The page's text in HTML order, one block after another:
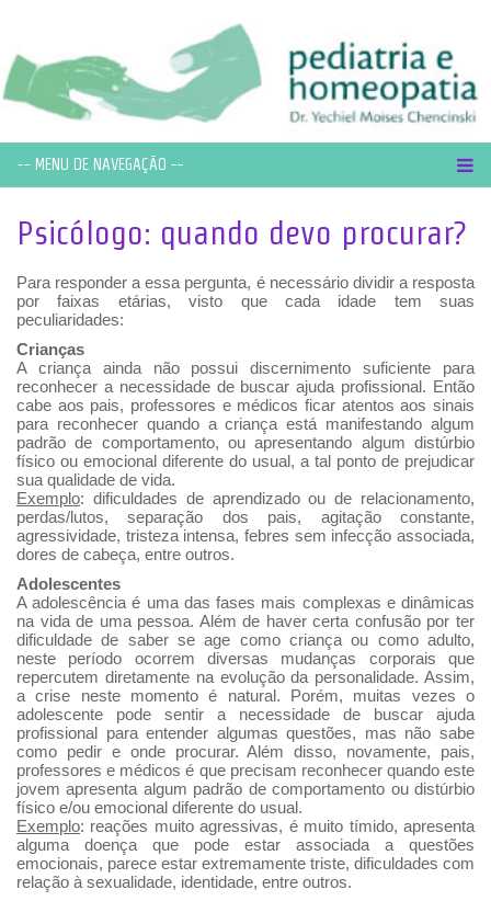
-- MENU DE NAVEGAÇÃO --
Psicólogo: quando devo procurar?
Para responder a essa pergunta, é necessário dividir a resposta
por faixas etárias, visto que cada idade tem suas
peculiaridades:
Crianças
A criança ainda não possui discernimento suficiente para
reconhecer a necessidade de buscar ajuda profissional. Então
cabe aos pais, professores e médicos ficar atentos aos sinais
para reconhecer quando a criança está manifestando algum
padrão de comportamento, ou apresentando algum distúrbio
físico ou emocional diferente do usual, a tal ponto de prejudicar
sua qualidade de vida.
Exemplo: dificuldades de aprendizado ou de relacionamento,
perdas/lutos, separação dos pais, agitação constante,
agressividade, tristeza intensa, febres sem infecção associada,
dores de cabeça, entre outros.
Adolescentes
A adolescência é uma das fases mais complexas e dinâmicas
na vida de uma pessoa. Além de haver certa confusão por ter
dificuldade de saber se age como criança ou como adulto,
neste período ocorrem diversas mudanças corporais que
repercutem diretamente na evolução da personalidade. Assim,
a crise neste momento é natural. Porém, muitas vezes o
adolescente pode sentir a necessidade de buscar ajuda
profissional para entender algumas questões, mas não sabe
como pedir e onde procurar. Além disso, novamente, pais,
professores e médicos é que precisam reconhecer quando este
jovem apresenta algum padrão de comportamento ou distúrbio
físico e/ou emocional diferente do usual.
Exemplo: reações muito agressivas, é muito tímido, apresenta
alguma doença que pode estar associada a questões
emocionais, parece estar extremamente triste, dificuldades com
relação à sexualidade, identidade, entre outros.